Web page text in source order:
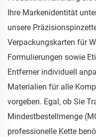
Ihre Markenidentität
unsere
Verpackungskarten für
Formulierungen sowie
Entferner individuell
Materialien für alle
vorgeben. Egal, ob Sie
Mindestbestellmenge
professionelle Kette